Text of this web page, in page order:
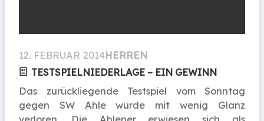
12. FEBRUAR 2014HERREN
TESTSPIELNIEDERLAGE – EIN GEWINN
Das zurückliegende Testspiel vom Sonntag
gegen SW Ahle wurde mit wenig Glanz